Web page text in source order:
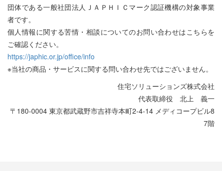
団体である一般社団法人ＪＡＰＨＩＣマーク認証機構の対象事業
者です。
個人情報に関する苦情・相談についてのお問い合わせはこちらを
ご確認ください。
https://japhic.or.jp/office/info
※当社の商品・サービスに関する問い合わせ先ではございません。
住宅ソリューションズ株式会社
代表取締役 北上 義一
〒180-0004 東京都武蔵野市吉祥寺本町2-4-14 メディコープビル8
7階